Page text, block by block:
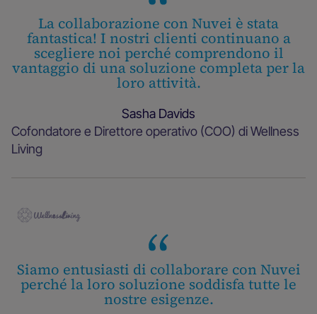
La collaborazione con Nuvei è stata
fantastica! I nostri clienti continuano a
scegliere noi perché comprendono il
vantaggio di una soluzione completa per la
loro attività.
Sasha Davids
Cofondatore e Direttore operativo (COO) di Wellness
Living
Siamo entusiasti di collaborare con Nuvei
perché la loro soluzione soddisfa tutte le
nostre esigenze.